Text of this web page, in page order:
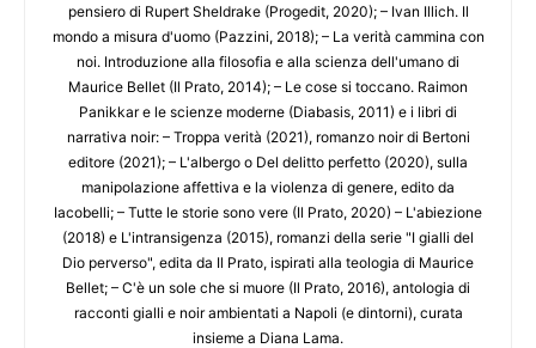
pensiero di Rupert Sheldrake (Progedit, 2020); – Ivan Illich. Il
mondo a misura d'uomo (Pazzini, 2018); – La verità cammina con
noi. Introduzione alla filosofia e alla scienza dell'umano di
Maurice Bellet (Il Prato, 2014); – Le cose si toccano. Raimon
Panikkar e le scienze moderne (Diabasis, 2011) e i libri di
narrativa noir: – Troppa verità (2021), romanzo noir di Bertoni
editore (2021); – L'albergo o Del delitto perfetto (2020), sulla
manipolazione affettiva e la violenza di genere, edito da
Iacobelli; – Tutte le storie sono vere (Il Prato, 2020) – L'abiezione
(2018) e L'intransigenza (2015), romanzi della serie "I gialli del
Dio perverso", edita da Il Prato, ispirati alla teologia di Maurice
Bellet; – C'è un sole che si muore (Il Prato, 2016), antologia di
racconti gialli e noir ambientati a Napoli (e dintorni), curata
insieme a Diana Lama.